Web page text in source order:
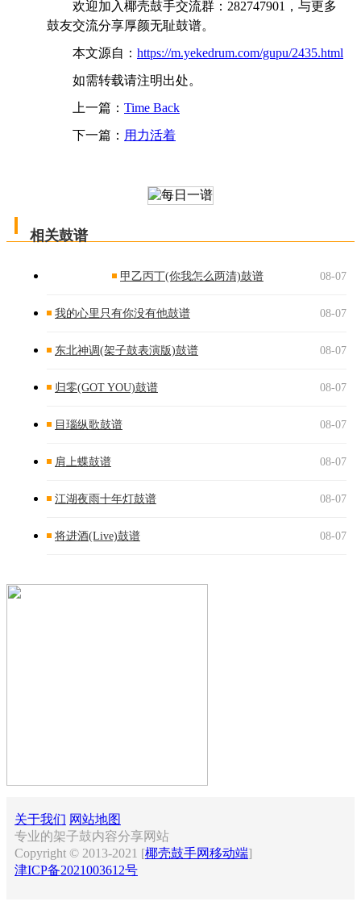
欢迎加入椰壳鼓手交流群：282747901，与更多
鼓友交流分享厚颜无耻鼓谱。
本文源自： https://m.yekedrum.com/gupu/2435.html
如需转载请注明出处。
上一篇： Time Back
下一篇： 用力活着
相关鼓谱
甲乙丙丁(你我怎么两清)鼓谱 08-07
我的心里只有你没有他鼓谱 08-07
东北神调(架子鼓表演版)鼓谱 08-07
归零(GOT YOU)鼓谱 08-07
目瑙纵歌鼓谱 08-07
肩上蝶鼓谱 08-07
江湖夜雨十年灯鼓谱 08-07
将进酒(Live)鼓谱 08-07
关于我们 网站地图
专业的架子鼓内容分享网站
Copyright © 2013-2021 [椰壳鼓手网移动端]
津ICP备2021003612号